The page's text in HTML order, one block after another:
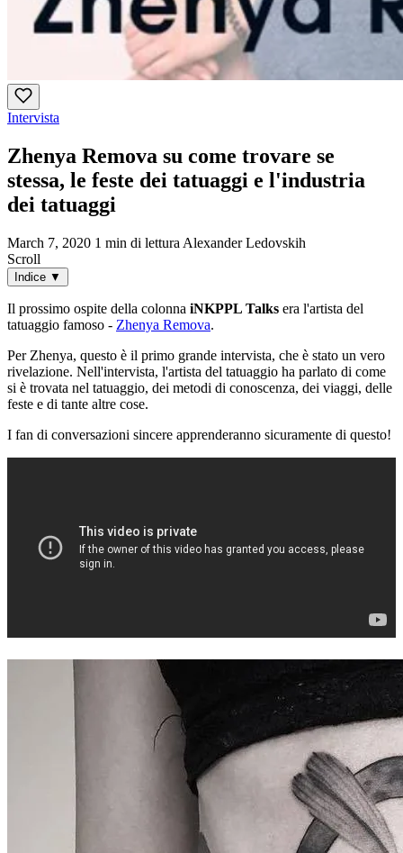
Intervista
Zhenya Remova su come trovare se
stessa, le feste dei tatuaggi e l'industria
dei tatuaggi
March 7, 2020 1 min di lettura Alexander Ledovskih
Scroll
Indice ▼
Il prossimo ospite della colonna iNKPPL Talks era l'artista del
tatuaggio famoso - Zhenya Remova.
Per Zhenya, questo è il primo grande intervista, che è stato un vero
rivelazione. Nell'intervista, l'artista del tatuaggio ha parlato di come
si è trovata nel tatuaggio, dei metodi di conoscenza, dei viaggi, delle
feste e di tante altre cose.
I fan di conversazioni sincere apprenderanno sicuramente di questo!